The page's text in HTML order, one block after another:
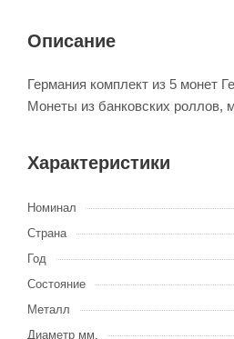
Описание
Германия комплект из 5 монет
Монеты из банковских роллов,
Характеристики
Номинал
Страна
Год
Состояние
Металл
Диаметр мм.